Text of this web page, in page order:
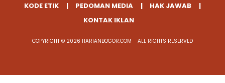
KODE ETIK
PEDOMAN MEDIA
HAK JAWAB
KONTAK IKLAN
COPYRIGHT © 2026 HARIANBOGOR.COM - ALL RIGHTS RESERVED